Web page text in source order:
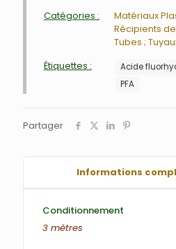
Catégories :
Matériaux
Récipients
Tubes ;
Étiquettes :
Acide
PFA
Partager
Informations
Conditionnement
3 mètres